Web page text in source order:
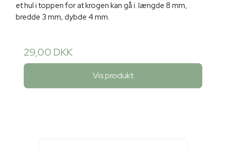
et hul i toppen for at krogen kan gå i. længde 8 mm,
bredde 3 mm, dybde 4 mm.
29,00 DKK
Vis produkt